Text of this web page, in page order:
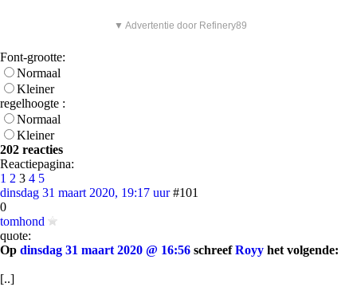
▼ Advertentie door Refinery89
Font-grootte:
Normaal
Kleiner
regelhoogte :
Normaal
Kleiner
202 reacties
Reactiepagina:
1 2 3 4 5
dinsdag 31 maart 2020, 19:17 uur #101
0
tomhond
quote:
Op dinsdag 31 maart 2020 @ 16:56 schreefRoyy het volgende:
[..]